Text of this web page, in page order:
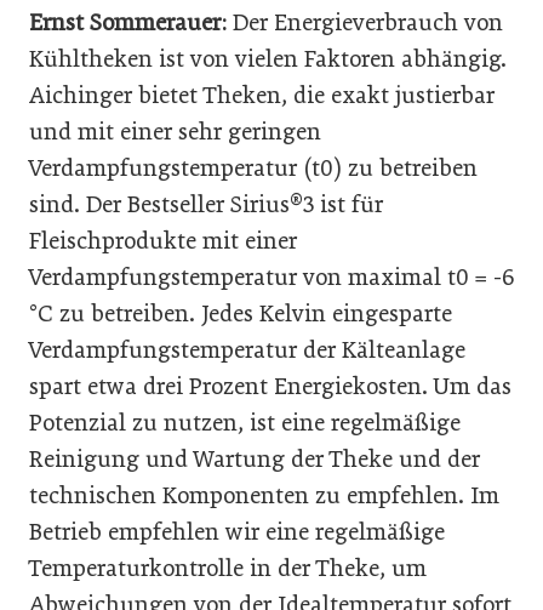
Ernst Sommerauer: Der Energieverbrauch von
Kühltheken ist von vielen Faktoren abhängig.
Aichinger bietet Theken, die exakt justierbar
und mit einer sehr geringen
Verdampfungstemperatur (t0) zu betreiben
sind. Der Bestseller Sirius®3 ist für
Fleischprodukte mit einer
Verdampfungstemperatur von maximal t0 = -6
°C zu betreiben. Jedes Kelvin eingesparte
Verdampfungstemperatur der Kälteanlage
spart etwa drei Prozent Energiekosten. Um das
Potenzial zu nutzen, ist eine regelmäßige
Reinigung und Wartung der Theke und der
technischen Komponenten zu empfehlen. Im
Betrieb empfehlen wir eine regelmäßige
Temperaturkontrolle in der Theke, um